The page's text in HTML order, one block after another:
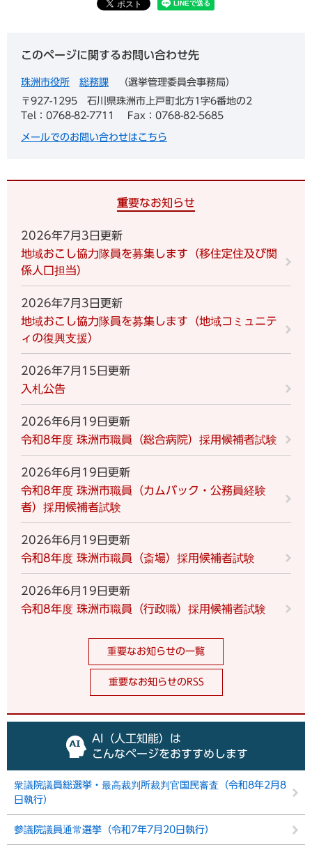
このページに関するお問い合わせ先
珠洲市役所 総務課
選挙管理委員会事務局
〒927-1295
石川県珠洲市上戸町北方1字6番地の2
Tel：0768-82-7711
Fax：0768-82-5685
メールでのお問い合わせはこちら
重要なお知らせ
2026年7月3日更新
地域おこし協力隊員を募集します（移住定住及び関
係人口担当）
2026年7月3日更新
地域おこし協力隊員を募集します（地域コミュニテ
ィの復興支援）
2026年7月15日更新
入札公告
2026年6月19日更新
令和8年度 珠洲市職員（総合病院）採用候補者試験
2026年6月19日更新
令和8年度 珠洲市職員（カムバック・公務員経験
者）採用候補者試験
2026年6月19日更新
令和8年度 珠洲市職員（斎場）採用候補者試験
2026年6月19日更新
令和8年度 珠洲市職員（行政職）採用候補者試験
重要なお知らせの一覧
重要なお知らせのRSS
AI（人工知能）は
こんなページをおすすめします
衆議院議員総選挙・最高裁判所裁判官国民審査（令和8年2月8
日執行）
参議院議員通常選挙（令和7年7月20日執行）